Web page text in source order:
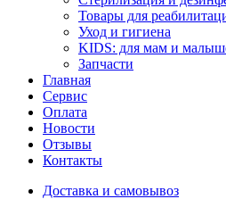
Товары для
Уход и гигиена
KIDS: для мам и
Запчасти
Главная
Сервис
Оплата
Новости
Отзывы
Контакты
Доставка и самовывоз